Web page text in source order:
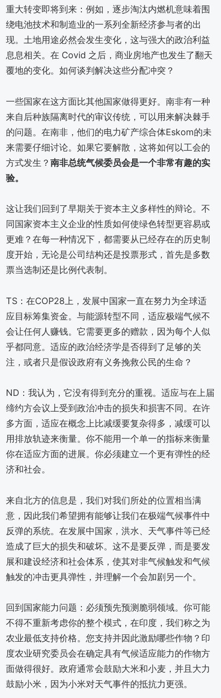
重大转变即将到来：例如，逐步淘汰内燃机意味着围
绕电池技术和制造业的一系列全新经济参与者的出
现。土地用途必然会发生变化，这与强大的政治利益
息息相关。在 Covid 之后，商业房地产也发生了翻天
覆地的变化。如何谈判解决这些分配冲突？
一些国家在这方面比其他国家做得更好。南非有一种
来自后种族隔离时代的审议传统，可以用来解决棘手
的问题。在南非，他们的电力矿产综合体Eskom的未
来需要仔细讨论。如果它要解散，这将如何以工会的
方式发生？ 南非总统气候委员会是一个非常有趣的实
验。
这让我们回到了早期关于资本主义多样性的辩论。不
同国家资本主义企业的性质如何使绿色转型更容易或
更难？在每一种情况下，都需要从已经存在的历史制
度开始，无论是公司结构还是投票形式，首先是多数
票当选制还是比例代表制。
TS：在COP28上，发展中国家一直在努力为全球适
应目标筹集资金。与能源转型不同，适应极端气候不
会让任何人赚钱。它需要更多的赠款，因为每个人似
乎都同意。适应的政治经济学是否得到了足够的关
注，或者只是假设政府有义务挽救公民的生命？
ND：我认为，它没有得到充分的重视。适应与在上届
缔约方会议上受到政治冲击的损失和损害不同。在许
多方面，适应在概念上比减缓要复杂得多，减缓可以
用排放轨迹来衡量。你不能用一个单一的指标来衡量
你在适应方面的进展。你必须建立一个更有弹性的经
济和社会。
来自北方的信息是，我们对我们所处的位置相当满
意，因此我们希望拥有能够让我们在极端气候事件中
反弹的系统。在发展中国家，洪水、天气事件等已经
造成了巨大的损失和破坏。这不是要反弹，而是要发
展和建设经济和社会体系，使其对非气候触发和气候
触发的冲击更具弹性，并理解一个会加剧另一个。
回到国家能力问题：必须预先预测脆弱领域。你可能
不得不重新考虑你的整个模式，在印度，我们称之为
农业最低支持价格。您支持并因此激励哪些作物？印
度农业研究委员会在确定具有气候适应能力的作物方
面做得很好。政府通常会鼓励大米和小麦，并且大力
鼓励小米，因为小米对天气事件的抵抗力更强。